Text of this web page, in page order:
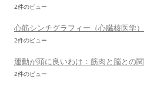
2件のビュー
心筋シンチグラフィー（心臓核医学）
2件のビュー
運動が頭に良いわけ：筋肉と脳との
2件のビュー